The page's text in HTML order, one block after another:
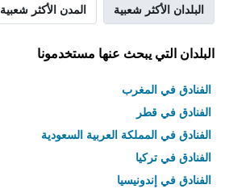
البلدان الأكثر شعبية المدن الأكثر شعبية
البلدان التي يبحث عنها مستخدمونا
الفنادق في المغرب
الفنادق في قطر
الفنادق في المملكة العربية السعودية
الفنادق في تركيا
الفنادق في إندونيسيا